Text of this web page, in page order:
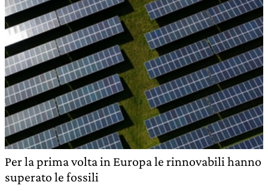
Per la prima volta in Europa le rinnovabili hanno
superato le fossili